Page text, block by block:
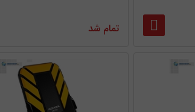
تمام شد